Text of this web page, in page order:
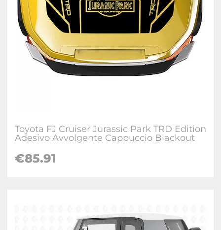
Toyota FJ Cruiser Jurassic Park TRD Edition
Adesivo Avvolgente Cappuccio Blackout
€85.91